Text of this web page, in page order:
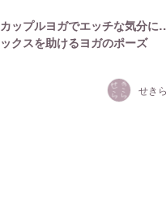
カップルヨガでエッチな気分
ックスを助けるヨガのポーズ
せき